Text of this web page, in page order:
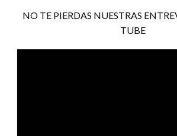
NO TE PIERDAS NUESTRAS
TUBE